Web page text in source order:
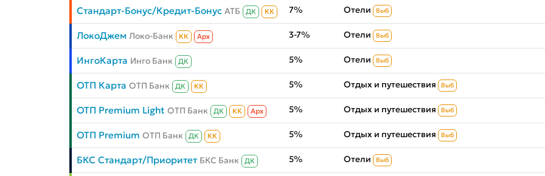
Стандарт-Бонус/Кредит-Бонус АТБ ДК КК 7% Отели Выб
ЛокоДжем Локо-Банк КК Aрх 3-7% Отели Выб
ИнгоКарта Инго Банк ДК 5% Отели Выб
ОТП Карта ОТП Банк ДК КК 5% Отдых и путешествия Выб
ОТП Premium Light ОТП Банк ДК КК Aрх 5% Отдых и путешествия Выб
ОТП Premium ОТП Банк ДК КК 5% Отдых и путешествия Выб
БКС Стандарт/Приоритет БКС Банк ДК 5% Отели Выб